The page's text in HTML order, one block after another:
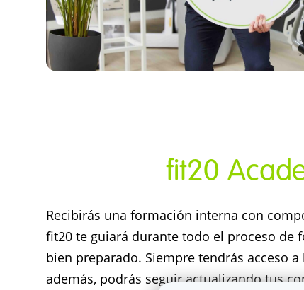
fit20
Recibirás una formación interna con
fit20 te guiará durante todo el proceso de
bien preparado. Siempre tendrás acceso a
además, podrás seguir actualizando tus